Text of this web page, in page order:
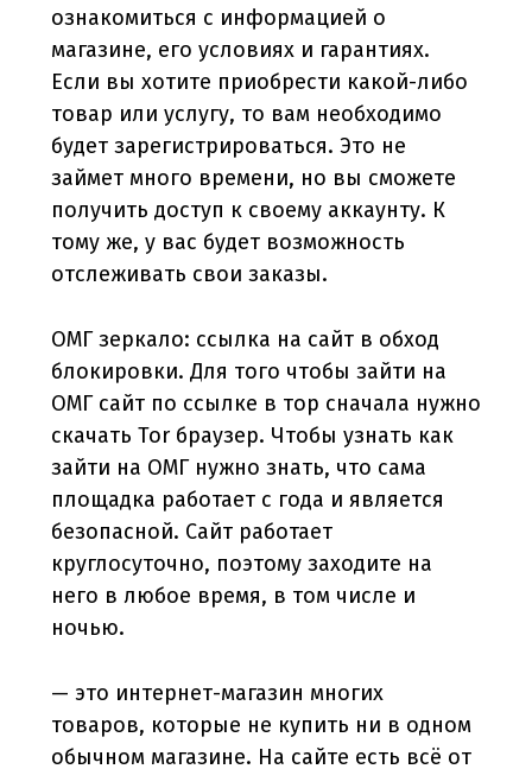
ознакомиться с информацией о
магазине, его условиях и гарантиях.
Если вы хотите приобрести какой-либо
товар или услугу, то вам необходимо
будет зарегистрироваться. Это не
займет много времени, но вы сможете
получить доступ к своему аккаунту. К
тому же, у вас будет возможность
отслеживать свои заказы.
ОМГ зеркало: ссылка на сайт в обход
блокировки. Для того чтобы зайти на
ОМГ сайт по ссылке в тор сначала нужно
скачать Tor браузер. Чтобы узнать как
зайти на ОМГ нужно знать, что сама
площадка работает с года и является
безопасной. Сайт работает
круглосуточно, поэтому заходите на
него в любое время, в том числе и
ночью.
— это интернет-магазин многих
товаров, которые не купить ни в одном
обычном магазине. На сайте есть всё от